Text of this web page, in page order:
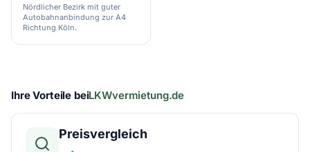
Nördlicher Bezirk mit guter
Autobahnanbindung zur A4
Richtung Köln.
Ihre Vorteile beiLKWvermietung.de
Preisvergleich